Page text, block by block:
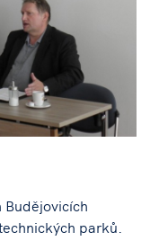
Budějovicích
parků.